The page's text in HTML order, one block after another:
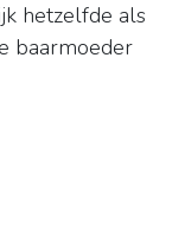
hetzelfde als
baarmoeder